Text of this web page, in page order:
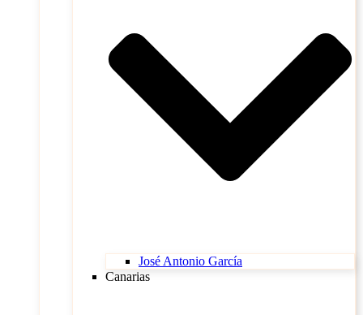
José Antonio García
Canarias